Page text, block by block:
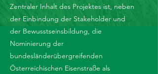
Zentraler Inhalt des Projektes ist, neben
der Einbindung der Stakeholder und
der Bewusstseinsbildung, die
Nominierung der
bundesländerübergreifenden
Österreichischen Eisenstraße als